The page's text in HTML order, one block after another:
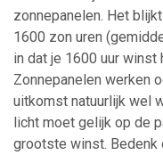
zonnepanelen. Het
1600 zon uren
in dat je 1600 uur winst
Zonnepanelen werken
uitkomst natuurlijk wel
licht moet gelijk op de
grootste winst. Bedenk